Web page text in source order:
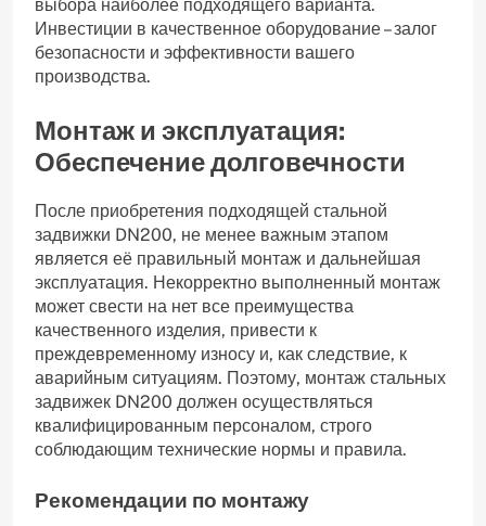
выбора наиболее подходящего варианта.
Инвестиции в качественное оборудование – залог
безопасности и эффективности вашего
производства.
Монтаж и эксплуатация:
Обеспечение долговечности
После приобретения подходящей стальной
задвижки DN200, не менее важным этапом
является её правильный монтаж и дальнейшая
эксплуатация. Некорректно выполненный монтаж
может свести на нет все преимущества
качественного изделия, привести к
преждевременному износу и, как следствие, к
аварийным ситуациям. Поэтому, монтаж стальных
задвижек DN200 должен осуществляться
квалифицированным персоналом, строго
соблюдающим технические нормы и правила.
Рекомендации по монтажу